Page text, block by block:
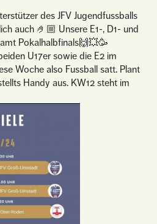
des JFV Jugendfussballs
auch 🤌🏼 Unsere E1-, D1- und
Pokalhalbfinals🙌💥🥳
U17er sowie die E2 im
Woche also Fussball satt. Plant
Handy aus. KW12 steht im